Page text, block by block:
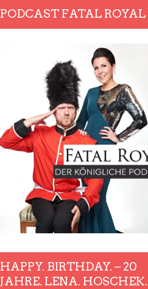
PODCAST FATAL ROYAL
HAPPY. BIRTHDAY. – 20
JAHRE. LENA. HOSCHEK.